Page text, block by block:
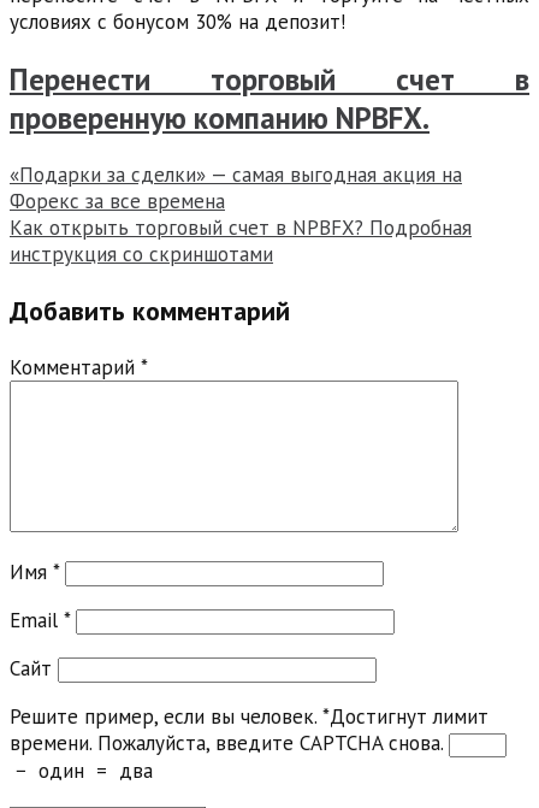
условиях с бонусом 30% на депозит!
Перенести торговый счет в
проверенную компанию NPBFX.
Навигация
по
записям
«Подарки за сделки» — самая выгодная акция на
Форекс за все времена
Как открыть торговый счет в NPBFX? Подробная
инструкция со скриншотами
Добавить комментарий
Комментарий *
Имя *
Email *
Сайт
Решите пример, если вы человек. *Достигнут лимит
времени. Пожалуйста, введите CAPTCHA снова.
− один = два